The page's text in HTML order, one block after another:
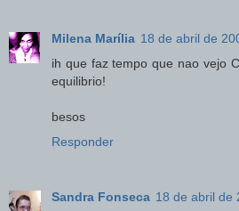
Milena Marília 18 de abril de
ih que faz tempo que nao vejo
equilibrio!
besos
Responder
Sandra Fonseca 18 de abril de